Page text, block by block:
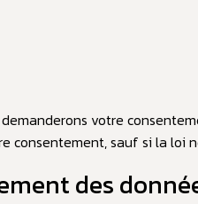
votre
consentement, sauf si la loi
des